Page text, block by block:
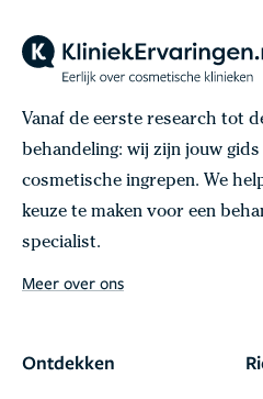
Vanaf de eerste research tot
behandeling: wij zijn jouw
cosmetische ingrepen. We
keuze te maken voor een
specialist.
Meer over ons
Ontdekken